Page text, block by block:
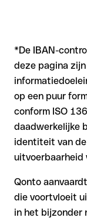
*De IBAN-
deze pagina
op een puur
conform ISO
daadwerkelijke
identiteit van
uitvoerbaarheid
Qonto
die voortvloeit
in het bijzonder